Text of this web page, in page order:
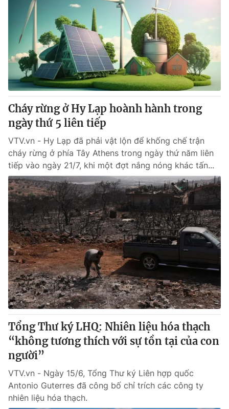
VTV Sức khoẻ Bất động sản
Thị trường 24h Tấm lòng Việt
VTV4 Vươn mình bằng AI
VTV9 VTV8
Liên hệ tòa soạn
THỜI BÁO VTV
Theo dõi báo trên
Cơ quan chủ quản:Đài Truyền hình Việt Nam
Cơ quan báo chí:Thời báo VTV
Giấy phép hoạt động báo in và báo điện tử số 483/GP-BTTTT
cấp ngày 29/12/2023
Tổng Biên tập:
Phó Tổng Biên tập:
Nguyễn Thị Mỹ Hạnh, Phạm Quốc Thắng,
Nguyễn Trọng Ninh
Tổng đài VTV:
Ðiện thoại Thời báo VTV:024.66 897 897
Email:toasoan@vtv.vn
Liên hệ quảng cáo:024-7300.7108
Cháy rừng ở Hy Lạp hoành hành trong
ngày thứ 5 liên tiếp
VTV.vn - Hy Lạp đã phải vật lộn để khống chế trận
cháy rừng ở phía Tây Athens trong ngày thứ năm liên
tiếp vào ngày 21/7, khi một đợt nắng nóng khác tấn...
Tổng Thư ký LHQ: Nhiên liệu hóa thạch
“không tương thích với sự tồn tại của con
người”
VTV.vn - Ngày 15/6, Tổng Thư ký Liên hợp quốc
Antonio Guterres đã công bố chỉ trích các công ty
nhiên liệu hóa thạch.